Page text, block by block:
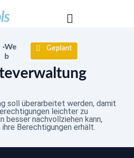
·We
b
Geplant
soll überarbeitet werden, damit
leichter zu
besser nachvollziehen kann,
Berechtigungen erhält.